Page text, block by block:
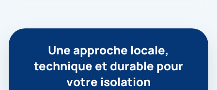
Une approche locale,
technique et durable pour
votre isolation